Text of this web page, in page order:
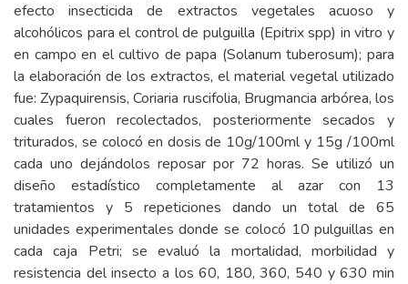
efecto insecticida de extractos vegetales acuoso y
alcohólicos para el control de pulguilla (Epitrix spp) in vitro y
en campo en el cultivo de papa (Solanum tuberosum); para
la elaboración de los extractos, el material vegetal utilizado
fue: Zypaquirensis, Coriaria ruscifolia, Brugmancia arbórea, los
cuales fueron recolectados, posteriormente secados y
triturados, se colocó en dosis de 10g/100ml y 15g /100ml
cada uno dejándolos reposar por 72 horas. Se utilizó un
diseño estadístico completamente al azar con 13
tratamientos y 5 repeticiones dando un total de 65
unidades experimentales donde se colocó 10 pulguillas en
cada caja Petri; se evaluó la mortalidad, morbilidad y
resistencia del insecto a los 60, 180, 360, 540 y 630 min